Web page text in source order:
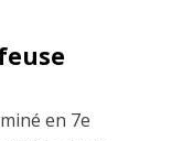
en 7e